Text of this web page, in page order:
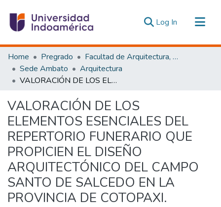
Log In (current)
Communities & Collections
All of DSpace
Statistics
Estadísticas Externas
Home Pregrado
Facultad de Arquitectura, Artes y Diseño
Sede Ambato
Arquitectura
VALORACIÓN DE LOS ELEMENTOS ESENCIALES DEL REPERTORIO FUNERARIO QUE PROPICIEN EL DISEÑO ARQUITECTÓNICO DEL CAMPO SANTO DE SALCEDO EN LA PROVINCIA DE COTOPAXI.
VALORACIÓN DE LOS
ELEMENTOS ESENCIALES DEL
REPERTORIO FUNERARIO QUE
PROPICIEN EL DISEÑO
ARQUITECTÓNICO DEL CAMPO
SANTO DE SALCEDO EN LA
PROVINCIA DE COTOPAXI.